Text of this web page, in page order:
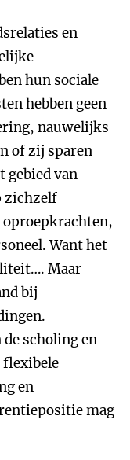
en
hun sociale
hebben geen
nauwelijks
of zij sparen
gebied van
zichzelf
oproepkrachten,
Want het
Maar
bij
scholing en
flexibele
en
mag